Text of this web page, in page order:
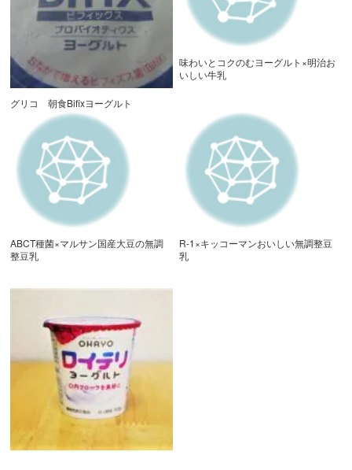
グリコ 朝食Bifixヨーグルト
味わいとコクのむヨーグルト×明治お
いしい牛乳
ABCT種菌×マルサン国産大豆の無調
整豆乳
R-1×キッコーマンおいしい無調整豆
乳